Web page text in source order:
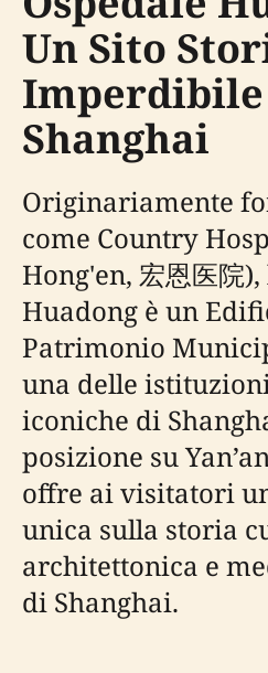
Un Sito
Shanghai
Originariamente
come Country
Hong'en, 宏恩医院
Huadong è un
Patrimonio
una delle
iconiche di
posizione su
offre ai visitatori
unica sulla storia
architettonica e
di Shanghai.